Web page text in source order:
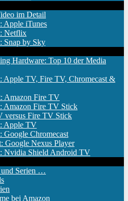
im Detail
Apple iTunes
Netflix
Snap by Sky
Hardware: Top 10 der Media
Apple TV, Fire TV, Chromecast &
Amazon Fire TV
Amazon Fire TV Stick
versus Fire TV Stick
Apple TV
Google Chromecast
Google Nexus Player
Nvidia Shield Android TV
und Serien …
bei Amazon